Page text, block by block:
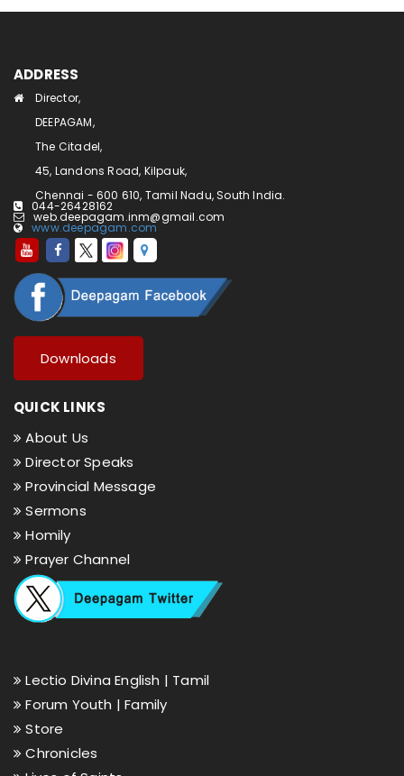
ADDRESS
Director,
DEEPAGAM,
The Citadel,
45, Landons Road, Kilpauk,
Chennai - 600 610, Tamil Nadu, South India.
044-26428162
web.deepagam.inm@gmail.com
www.deepagam.com
Downloads
QUICK LINKS
About Us
Director Speaks
Provincial Message
Sermons
Homily
Prayer Channel
Lectio Divina English | Tamil
Forum Youth |Family
Store
Chronicles